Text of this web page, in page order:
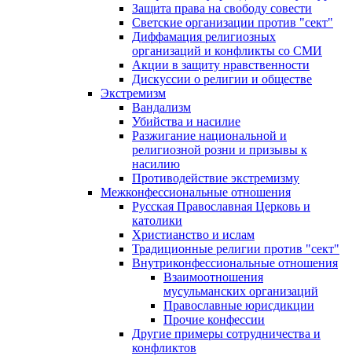
Защита права на свободу совести
Светские организации против "сект"
Диффамация религиозных
организаций и конфликты со СМИ
Акции в защиту нравственности
Дискуссии о религии и обществе
Экстремизм
Вандализм
Убийства и насилие
Разжигание национальной и
религиозной розни и призывы к
насилию
Противодействие экстремизму
Межконфессиональные отношения
Русская Православная Церковь и
католики
Христианство и ислам
Традиционные религии против "сект"
Внутриконфессиональные отношения
Взаимоотношения
мусульманских организаций
Православные юрисдикции
Прочие конфессии
Другие примеры сотрудничества и
конфликтов